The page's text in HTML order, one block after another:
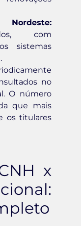
com
sistemas
no
O número
que mais
os titulares
x